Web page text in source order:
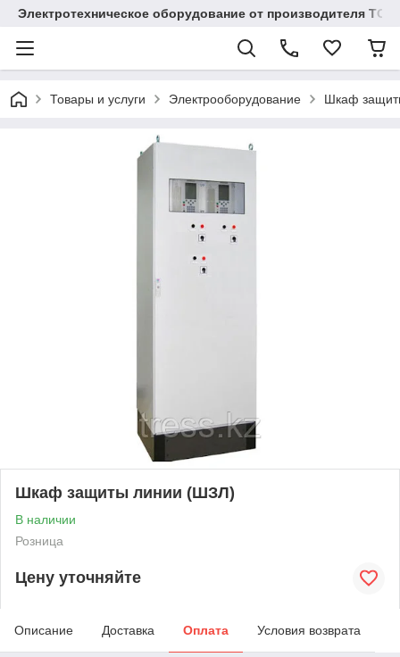
Электротехническое оборудование от производителя TOO
Товары и услуги Электрооборудование Шкаф
Шкаф защиты линии (ШЗЛ)
В наличии
Розница
Цену уточняйте
Описание Доставка Оплата Условия возврата